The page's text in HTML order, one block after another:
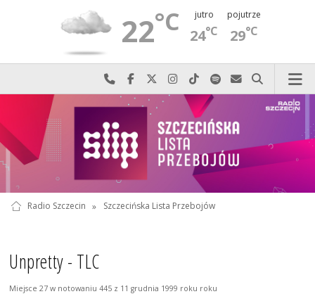
22°C jutro
24°C
pojutrze
29°C
Najlepiej po prostu do nas zadzwoń
Odwiedź nas na Facebook-u
Odwiedź nas na X
Odwiedź nas na Instagram-ie
Odwiedź nas na TikTok-u
Szukaj nas na Spotify
Wyślij do nas
Szukaj
Radio Szczecin » Szczecińska Lista Przebojów
Unpretty - TLC
Miejsce 27 w notowaniu 445 z 11 grudnia 1999 roku roku